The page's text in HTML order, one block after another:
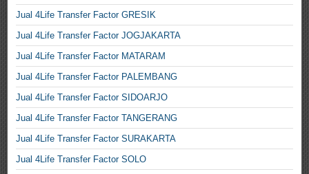
Jual 4Life Transfer Factor GRESIK
Jual 4Life Transfer Factor JOGJAKARTA
Jual 4Life Transfer Factor MATARAM
Jual 4Life Transfer Factor PALEMBANG
Jual 4Life Transfer Factor SIDOARJO
Jual 4Life Transfer Factor TANGERANG
Jual 4Life Transfer Factor SURAKARTA
Jual 4Life Transfer Factor SOLO